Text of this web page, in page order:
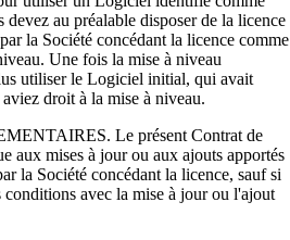
devez au préalable disposer de la licence
la Société concédant la licence comme
Une fois la mise à niveau
utiliser le Logiciel initial, qui avait
droit à la mise à niveau.
Le présent Contrat de
aux mises à jour ou aux ajouts apportés
la Société concédant la licence, sauf si
avec la mise à jour ou l'ajout